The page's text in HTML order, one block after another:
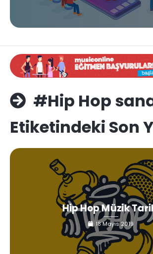
#Hip Hop
Etiketindeki Son
Hip Hop Müzik
18 Mayıs 2019